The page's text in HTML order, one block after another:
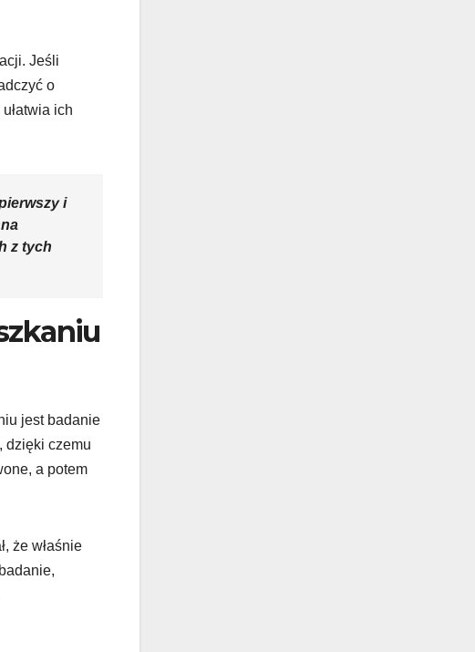
Jeśli
o
ich
i
z tych
jest badanie
dzięki czemu
a potem
że właśnie